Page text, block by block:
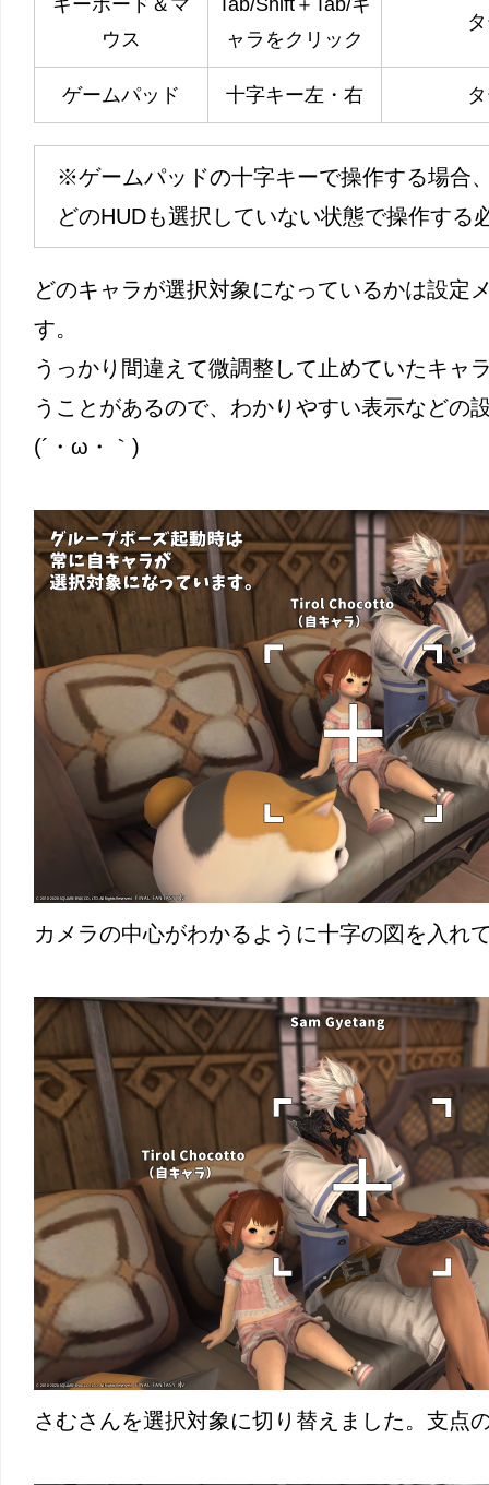
キーボード＆マ
ウス
Tab/Shift＋Tab/キ
ャラをクリック
ゲームパッド 十字キー左・右
※ゲームパッドの十字キーで操作する場合
どのHUDも選択していない状態で操作する
どのキャラが選択対象になっているかは設定
す。
うっかり間違えて微調整して止めていたキャ
うことがあるので、わかりやすい表示などの
(´・ω・｀)
カメラの中心がわかるように十字の図を入れ
さむさんを選択対象に切り替えました。支点